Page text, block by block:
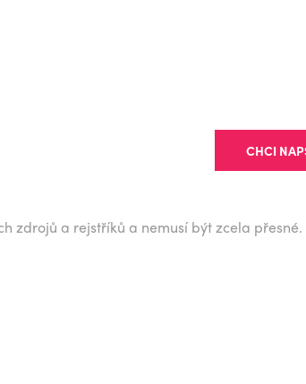
CHCI
zdrojů a rejstříků a nemusí být zcela přesné.